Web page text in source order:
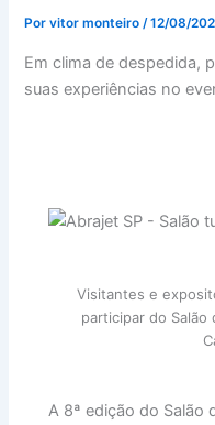
Porvitor monteiro/12/08/
Em clima de despedida,
suas experiências no
Visitantes e
participar do Salão
A 8ª edição do Salão